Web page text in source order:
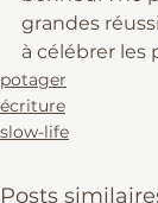
grandes
à célébrer les
potager
écriture
slow-life
Posts